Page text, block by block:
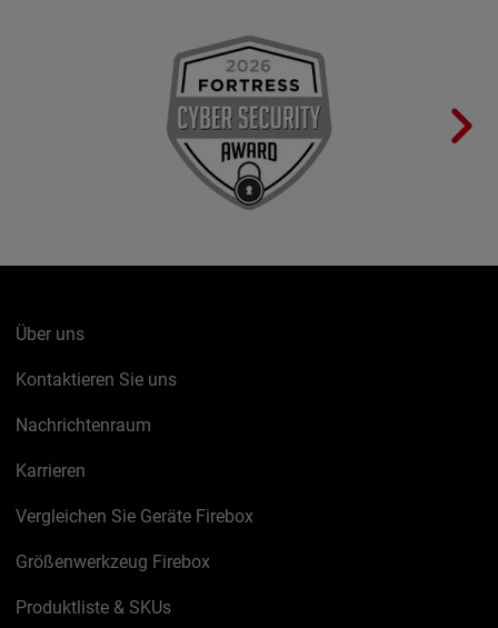
Über uns
Kontaktieren Sie uns
Nachrichtenraum
Karrieren
Vergleichen Sie Geräte Firebox
Größenwerkzeug Firebox
Produktliste & SKUs